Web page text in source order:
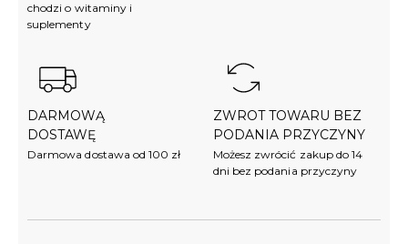
chodzi o witaminy i
suplementy
DARMOWĄ
DOSTAWĘ
Darmowa dostawa od 100 zł
ZWROT TOWARU BEZ
PODANIA PRZYCZYNY
Możesz zwrócić zakup do 14
dni bez podania przyczyny